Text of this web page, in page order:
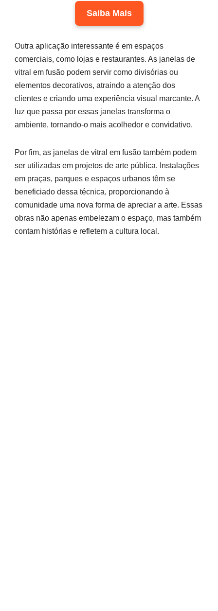
Saiba Mais
Outra aplicação interessante é em espaços
comerciais, como lojas e restaurantes. As janelas de
vitral em fusão podem servir como divisórias ou
elementos decorativos, atraindo a atenção dos
clientes e criando uma experiência visual marcante. A
luz que passa por essas janelas transforma o
ambiente, tornando-o mais acolhedor e convidativo.
Por fim, as janelas de vitral em fusão também podem
ser utilizadas em projetos de arte pública. Instalações
em praças, parques e espaços urbanos têm se
beneficiado dessa técnica, proporcionando à
comunidade uma nova forma de apreciar a arte. Essas
obras não apenas embelezam o espaço, mas também
contam histórias e refletem a cultura local.